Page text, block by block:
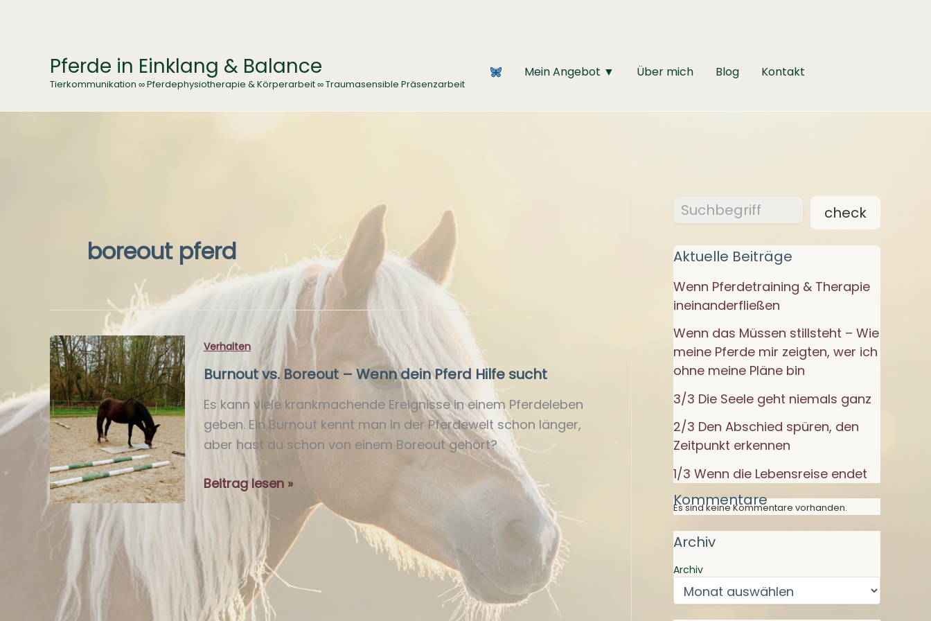
Pferde in Einklang & Balance
Tierkommunikation ∞ Pferdephysiotherapie & Körperarbeit ∞ Traumasensible Präsenzarbeit
Mein Angebot ▼ Über mich Blog Kontakt
boreout pferd
Verhalten
Burnout vs. Boreout – Wenn dein Pferd Hilfe sucht
Es kann viele krankmachende Ereignisse in einem Pferdeleben
geben. Ein Burnout kennt man in der Pferdewelt schon länger,
aber hast du schon von einem Boreout gehört?
Burnout
Boreout
Wenn
dein
Pferd
Beitrag lesen »
Suchen
check
Aktuelle Beiträge
Wenn Pferdetraining & Therapie
ineinanderfließen
Wenn das Müssen stillsteht – Wie
meine Pferde mir zeigten, wer ich
ohne meine Pläne bin
3/3 Die Seele geht niemals ganz
2/3 Den Abschied spüren, den
Zeitpunkt erkennen
1/3 Wenn die Lebensreise endet
Kommentare
Es sind keine Kommentare vorhanden.
Archiv
Archiv